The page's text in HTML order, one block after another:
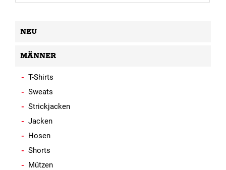
NEU
MÄNNER
T-Shirts
Sweats
Strickjacken
Jacken
Hosen
Shorts
Mützen